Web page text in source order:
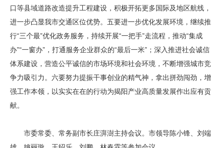
口等县域道路改造提升工程建设，积极开拓更多国际及地区航线，
进一步凸显我市交通区位优势。五要进一步优化发展环境，继续推
行“三个最”优化政务服务，持续开展“一把手”走流程，推动“集成
办”“一窗办”，打通服务企业群众的“最后一米”；深入推进社会诚信
体系建设，营造公平诚信的市场环境和社会环境，不断增强城市竞
争力吸引力。六要努力提振干事创业的精气神，拿出拼劲闯劲，增
强工作本领，以实实在在的行动为揭阳产业高质量发展作出应有贡
献。
市委常委、常务副市长庄湃澍主持会议。市领导陈小锋、刘端